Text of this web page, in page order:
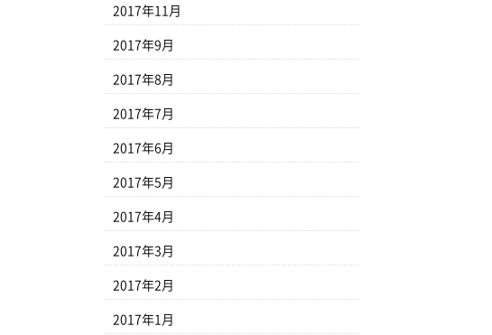
2017年11月
2017年9月
2017年8月
2017年7月
2017年6月
2017年5月
2017年4月
2017年3月
2017年2月
2017年1月